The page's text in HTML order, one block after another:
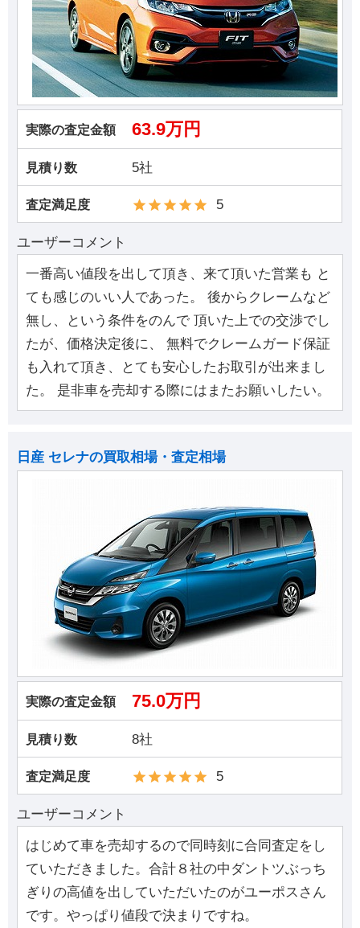
実際の査定金額 63.9万円
見積り数 5社
査定満足度 5
ユーザーコメント
一番高い値段を出して頂き、来て頂いた営業も と
ても感じのいい人であった。 後からクレームなど
無し、という条件をのんで 頂いた上での交渉でし
たが、価格決定後に、 無料でクレームガード保証
も入れて頂き、とても安心したお取引が出来まし
た。 是非車を売却する際にはまたお願いしたい。
日産 セレナの買取相場・査定相場
実際の査定金額 75.0万円
見積り数 8社
査定満足度 5
ユーザーコメント
はじめて車を売却するので同時刻に合同査定をし
ていただきました。合計８社の中ダントツぶっち
ぎりの高値を出していただいたのがユーポスさん
です。やっぱり値段で決まりですね。